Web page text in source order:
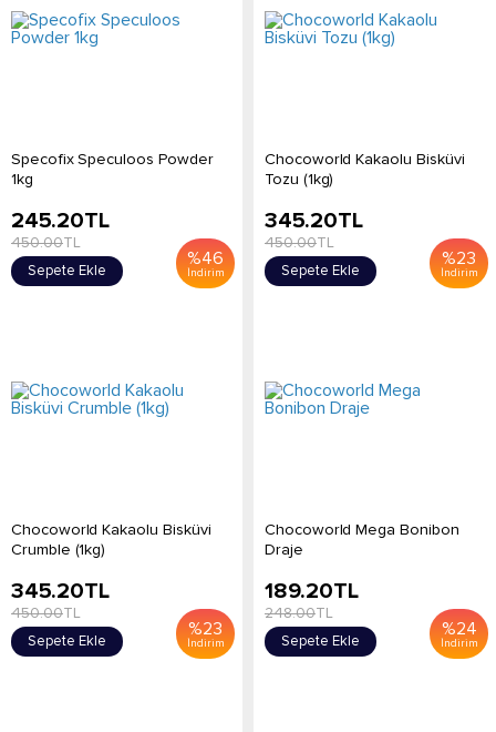
Specofix Speculoos Powder
1kg
%46
İndirim
245.20TL
450.00TL
Sepete Ekle
Chocoworld Kakaolu Bisküvi
Tozu (1kg)
%23
İndirim
345.20TL
450.00TL
Sepete Ekle
Chocoworld Kakaolu Bisküvi
Crumble (1kg)
%23
İndirim
345.20TL
450.00TL
Sepete Ekle
Chocoworld Mega Bonibon
Draje
%24
İndirim
189.20TL
248.00TL
Sepete Ekle